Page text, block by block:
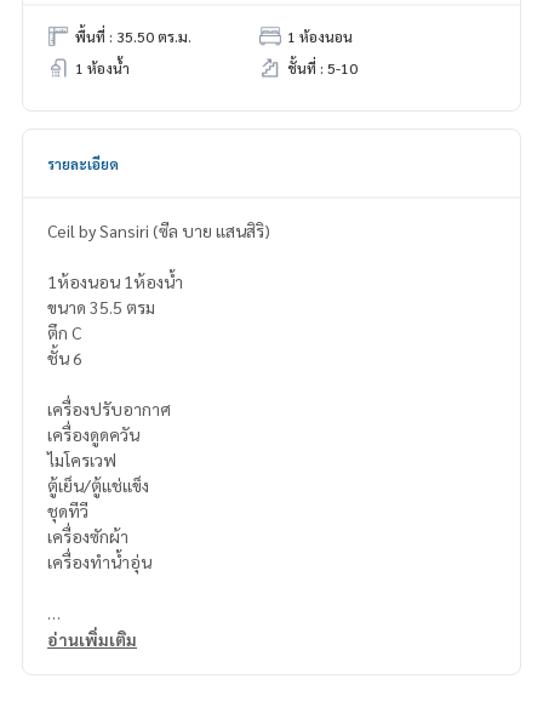
พื้นที่ : 35.50 ตร.ม.
1 ห้องนอน
1 ห้องน้ำ
ชั้นที่ : 5-10
รายละเอียด
Ceil by Sansiri (ซีล บาย แสนสิริ)
1ห้องนอน 1ห้องน้ำ
ขนาด 35.5 ตรม
ตึก C
ชั้น 6
เครื่องปรับอากาศ
เครื่องดูดควัน
ไมโครเวฟ
ตู้เย็น/ตู้แช่แข็ง
ชุดทีวี
เครื่องซักผ้า
เครื่องทำน้ำอุ่น
Ceil by Sansiri
อ่านเพิ่มเติม